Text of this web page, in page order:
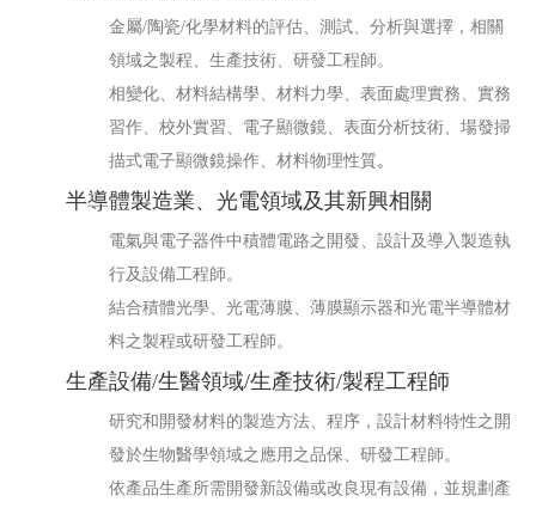
金屬/陶瓷/化學材料的評估、測試、分析與選擇，相關
領域之製程、生產技術、研發工程師。
相變化、材料結構學、材料力學、表面處理實務、實務
習作、校外實習、電子顯微鏡、表面分析技術、場發掃
描式電子顯微鏡操作、材料物理性質。
半導體製造業、光電領域及其新興相關
電氣與電子器件中積體電路之開發、設計及導入製造執
行及設備工程師。
結合積體光學、光電薄膜、薄膜顯示器和光電半導體材
料之製程或研發工程師。
生產設備/生醫領域/生產技術/製程工程師
研究和開發材料的製造方法、程序，設計材料特性之開
發於生物醫學領域之應用之品保、研發工程師。
依產品生產所需開發新設備或改良現有設備，並規劃產